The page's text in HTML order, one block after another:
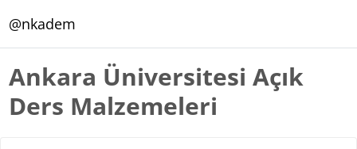
@nkadem
Ankara Üniversitesi Açık
Ders Malzemeleri